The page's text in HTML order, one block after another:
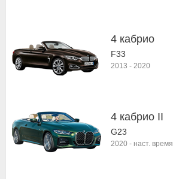
4 кабрио
F33
2013 - 2020
4 кабрио II
G23
2020 - наст. время